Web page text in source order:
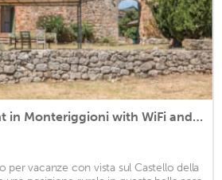
Beautiful apartment in Monteriggioni with WiFi and 3 Bedrooms
per vacanze con vista sul Castello della